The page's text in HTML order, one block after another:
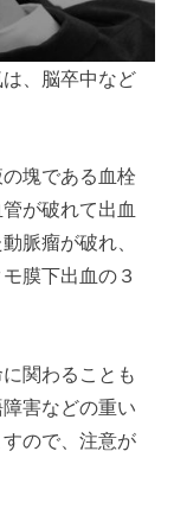
、脳卒中など
塊である血栓
が破れて出血
脈瘤が破れ、
膜下出血の３
関わることも
害などの重い
ので、注意が